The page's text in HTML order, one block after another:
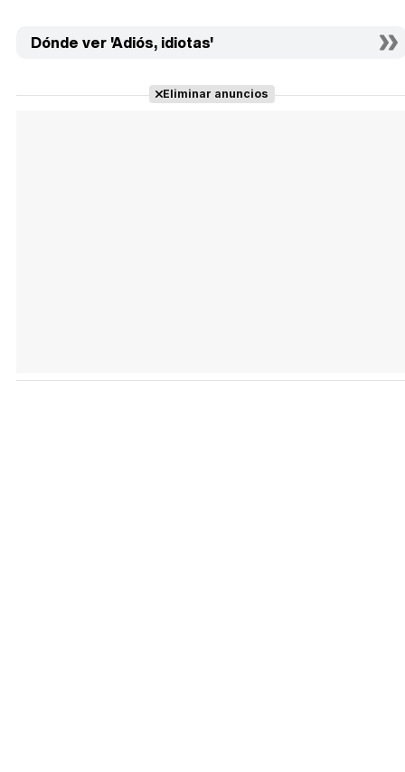
Dónde ver 'Adiós, idiotas'
Eliminar anuncios